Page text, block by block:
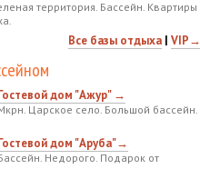
территория. Бассейн. Квартиры
Все базы отдыха| VIP→
дом "Ажур" →
Царское село. Большой бассейн.
дом "Аруба"→
Недорого. Подарок от